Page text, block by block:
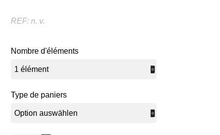
REF:n. v.
Nombre d'éléments
Type de paniers